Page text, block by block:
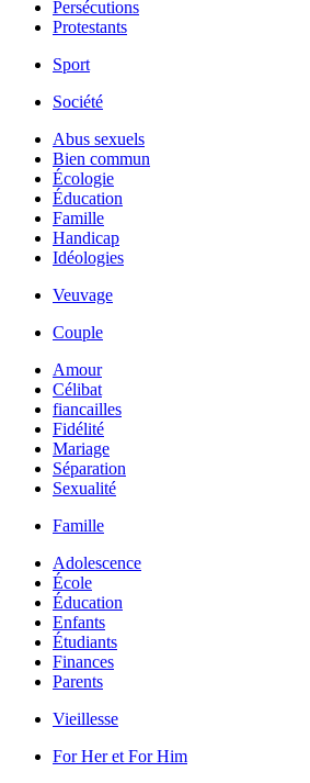
Persécutions
Protestants
Sport
Société
Abus sexuels
Bien commun
Écologie
Éducation
Famille
Handicap
Idéologies
Veuvage
Couple
Amour
Célibat
fiancailles
Fidélité
Mariage
Séparation
Sexualité
Famille
Adolescence
École
Éducation
Enfants
Étudiants
Finances
Parents
Vieillesse
For Her et For Him